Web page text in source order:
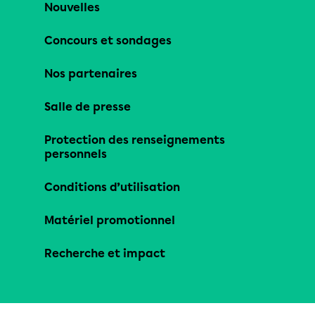
Nouvelles
Concours et sondages
Nos partenaires
Salle de presse
Protection des renseignements
personnels
Conditions d’utilisation
Matériel promotionnel
Recherche et impact